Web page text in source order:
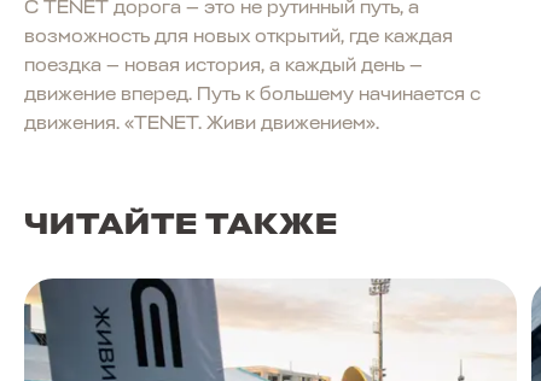
С TENET дорога — это не рутинный путь, а
возможность для новых открытий, где каждая
поездка — новая история, а каждый день —
движение вперед. Путь к большему начинается с
движения. «TENET. Живи движением».
ЧИТАЙТЕ ТАКЖЕ